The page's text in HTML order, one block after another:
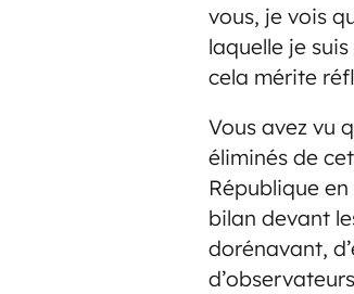
vous, je vois
laquelle je
cela mérite
Vous avez vu
éliminés de
République
bilan devant
dorénavant,